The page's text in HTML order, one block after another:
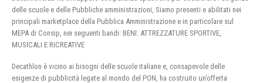
delle scuole e delle Pubbliche amministrazioni, Siamo presenti e abilitati nei
principali marketplace della Pubblica Amministrazione e in particolare sul
MEPA di Consip, nei seguenti bandi: BENI: ATTREZZATURE SPORTIVE,
MUSICALI E RICREATIVE
Decathlon è vicino ai bisogni delle scuole italiane e, consapevole delle
esigenze di pubblicità legate al mondo del PON, ha costruito un’offerta